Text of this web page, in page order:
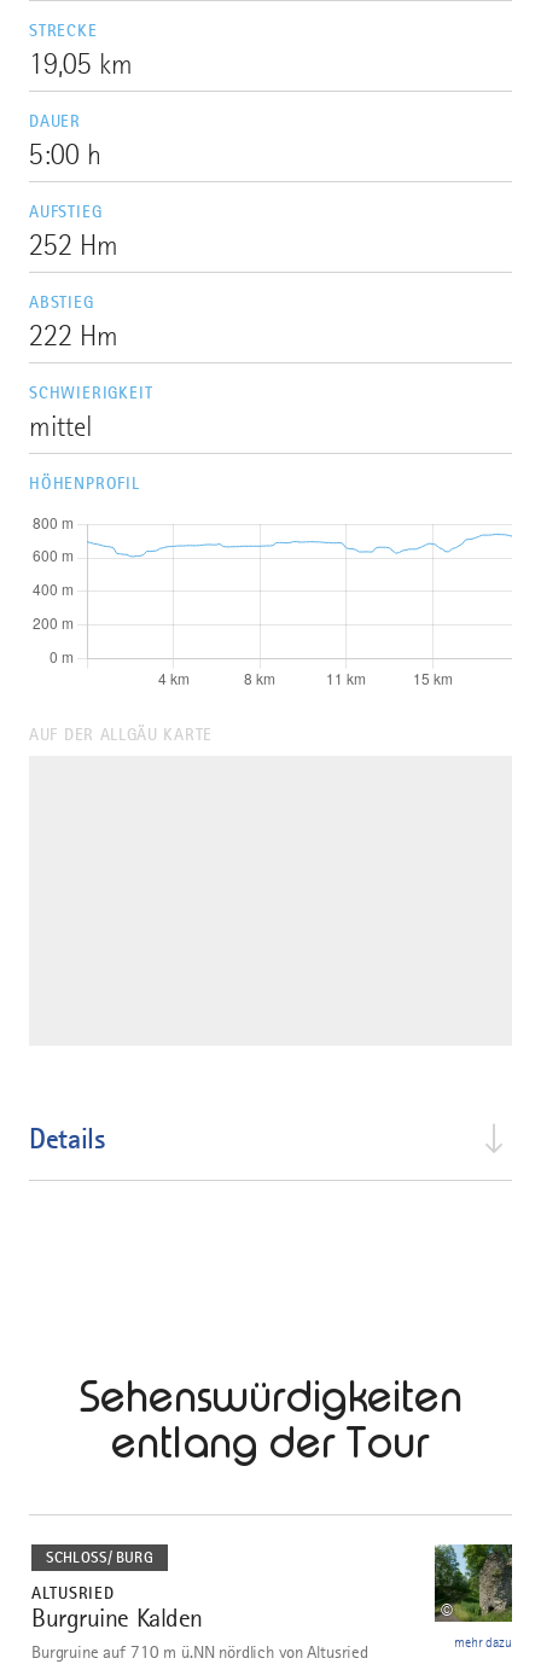
STRECKE
19,05 km
DAUER
5:00 h
AUFSTIEG
252 Hm
ABSTIEG
222 Hm
SCHWIERIGKEIT
mittel
HÖHENPROFIL
AUF DER ALLGÄU KARTE
Details
Sehenswürdigkeiten
entlang der Tour
SCHLOSS/ BURG
ALTUSRIED
1
Burgruine Kalden ©
Burgruine auf 710 m ü.NN nördlich von Altusried mehr dazu
dazu